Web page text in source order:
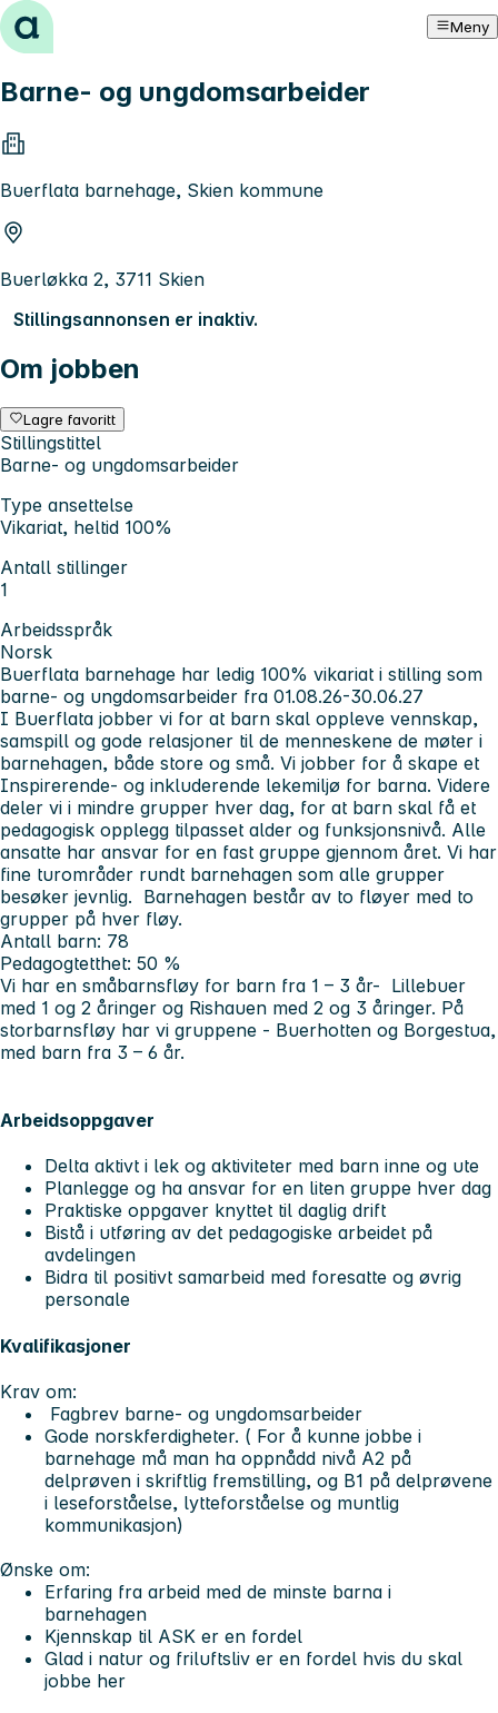
Hopp til innhold Meny
Barne- og ungdomsarbeider
Buerflata barnehage, Skien kommune
Buerløkka 2, 3711 Skien
Stillingsannonsen er inaktiv.
Om jobben
Lagre favoritt
Stillingstittel
Barne- og ungdomsarbeider
Type ansettelse
Vikariat, heltid 100%
Antall stillinger
1
Arbeidsspråk
Norsk
Buerflata barnehage har ledig 100% vikariat i stilling som
barne- og ungdomsarbeider fra 01.08.26-30.06.27
I Buerflata jobber vi for at barn skal oppleve vennskap,
samspill og gode relasjoner til de menneskene de møter i
barnehagen, både store og små. Vi jobber for å skape et
Inspirerende- og inkluderende lekemiljø for barna. Videre
deler vi i mindre grupper hver dag, for at barn skal få et
pedagogisk opplegg tilpasset alder og funksjonsnivå. Alle
ansatte har ansvar for en fast gruppe gjennom året. Vi har
fine turområder rundt barnehagen som alle grupper
besøker jevnlig. Barnehagen består av to fløyer med to
grupper på hver fløy.
Antall barn: 78
Pedagogtetthet: 50 %
Vi har en småbarnsfløy for barn fra 1 – 3 år- Lillebuer
med 1 og 2 åringer og Rishauen med 2 og 3 åringer. På
storbarnsfløy har vi gruppene - Buerhotten og Borgestua,
med barn fra 3 – 6 år.
Arbeidsoppgaver
Delta aktivt i lek og aktiviteter med barn inne og ute
Planlegge og ha ansvar for en liten gruppe hver dag
Praktiske oppgaver knyttet til daglig drift
Bistå i utføring av det pedagogiske arbeidet på
avdelingen
Bidra til positivt samarbeid med foresatte og øvrig
personale
Kvalifikasjoner
Krav om:
Fagbrev barne- og ungdomsarbeider
Gode norskferdigheter. ( For å kunne jobbe i
barnehage må man ha oppnådd nivå A2 på
delprøven i skriftlig fremstilling, og B1 på delprøvene
i leseforståelse, lytteforståelse og muntlig
kommunikasjon)
Ønske om:
Erfaring fra arbeid med de minste barna i
barnehagen
Kjennskap til ASK er en fordel
Glad i natur og friluftsliv er en fordel hvis du skal
jobbe her